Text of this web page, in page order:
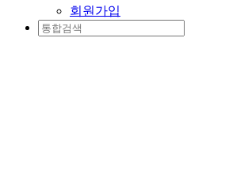
회원가입